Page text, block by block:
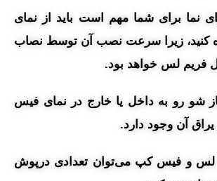
نما برای شما مهم است باید از نمای
کنید، زیرا سرعت نصب آن توسط نصاب
فریم لس خواهد بود.
شو رو به داخل یا خارج در نمای فیس
آن وجود دارد.
لس و فیس کپ می‌توان تعدادی درپوش